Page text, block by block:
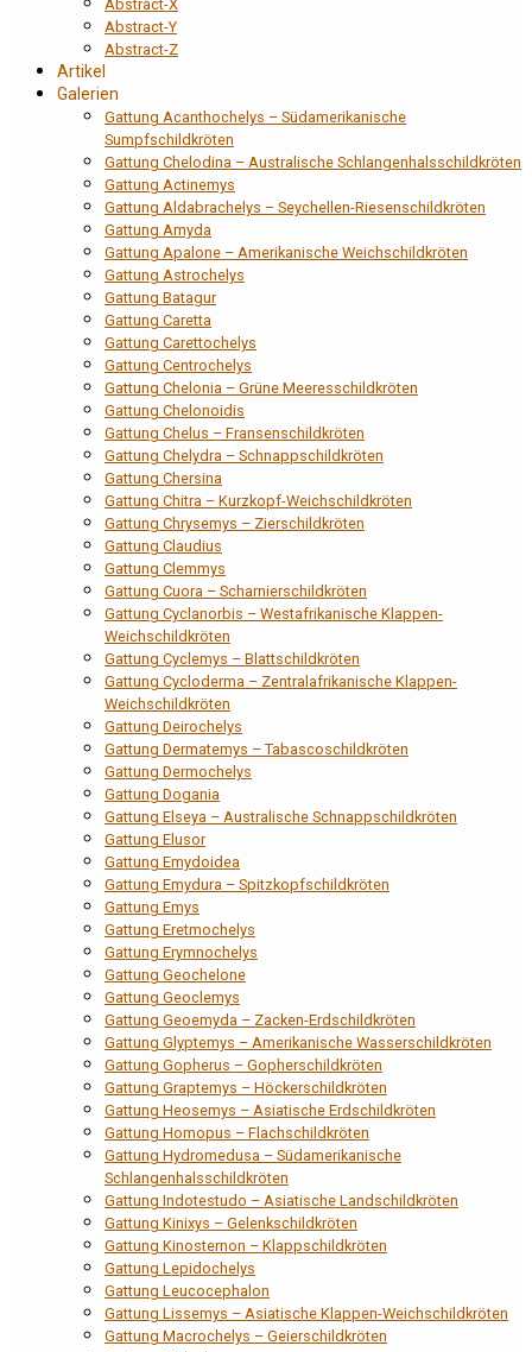
Abstract-X
Abstract-Y
Abstract-Z
Artikel
Galerien
Gattung Acanthochelys – Südamerikanische
Sumpfschildkröten
Gattung Chelodina – Australische Schlangenhalsschildkröten
Gattung Actinemys
Gattung Aldabrachelys – Seychellen-Riesenschildkröten
Gattung Amyda
Gattung Apalone – Amerikanische Weichschildkröten
Gattung Astrochelys
Gattung Batagur
Gattung Caretta
Gattung Carettochelys
Gattung Centrochelys
Gattung Chelonia – Grüne Meeresschildkröten
Gattung Chelonoidis
Gattung Chelus – Fransenschildkröten
Gattung Chelydra – Schnappschildkröten
Gattung Chersina
Gattung Chitra – Kurzkopf-Weichschildkröten
Gattung Chrysemys – Zierschildkröten
Gattung Claudius
Gattung Clemmys
Gattung Cuora – Scharnierschildkröten
Gattung Cyclanorbis – Westafrikanische Klappen-
Weichschildkröten
Gattung Cyclemys – Blattschildkröten
Gattung Cycloderma – Zentralafrikanische Klappen-
Weichschildkröten
Gattung Deirochelys
Gattung Dermatemys – Tabascoschildkröten
Gattung Dermochelys
Gattung Dogania
Gattung Elseya – Australische Schnappschildkröten
Gattung Elusor
Gattung Emydoidea
Gattung Emydura – Spitzkopfschildkröten
Gattung Emys
Gattung Eretmochelys
Gattung Erymnochelys
Gattung Geochelone
Gattung Geoclemys
Gattung Geoemyda – Zacken-Erdschildkröten
Gattung Glyptemys – Amerikanische Wasserschildkröten
Gattung Gopherus – Gopherschildkröten
Gattung Graptemys – Höckerschildkröten
Gattung Heosemys – Asiatische Erdschildkröten
Gattung Homopus – Flachschildkröten
Gattung Hydromedusa – Südamerikanische
Schlangenhalsschildkröten
Gattung Indotestudo – Asiatische Landschildkröten
Gattung Kinixys – Gelenkschildkröten
Gattung Kinosternon – Klappschildkröten
Gattung Lepidochelys
Gattung Leucocephalon
Gattung Lissemys – Asiatische Klappen-Weichschildkröten
Gattung Macrochelys – Geierschildkröten